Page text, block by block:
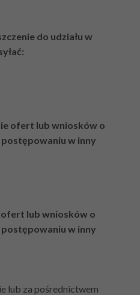
do udziału w
ofert lub wniosków o
postępowaniu w inny
ofert lub wniosków o
postępowaniu w inny
lub za pośrednictwem